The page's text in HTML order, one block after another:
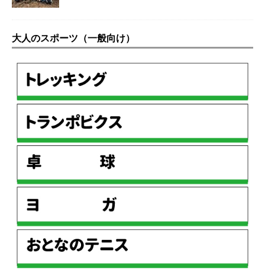
大人のスポーツ（一般向け）